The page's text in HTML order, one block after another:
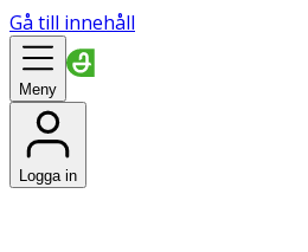
Gå till innehåll
Meny
Logga in